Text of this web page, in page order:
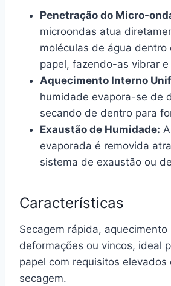
Penetração do Micro-
microondas atua
moléculas de água dentro
papel, fazendo-as vibrar e
Aquecimento Interno
humidade evapora-se de
secando de dentro para
Exaustão de Humidade:
evaporada é removida
sistema de exaustão ou
Características
Secagem rápida,
deformações ou vincos, ideal
papel com requisitos
secagem.